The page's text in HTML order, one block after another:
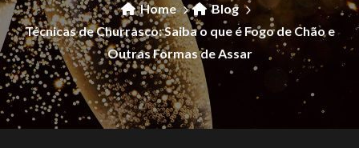
Home
Blog
Técnicas de Churrasco: Saiba o que é Fogo de Chão e
Outras Formas de Assar